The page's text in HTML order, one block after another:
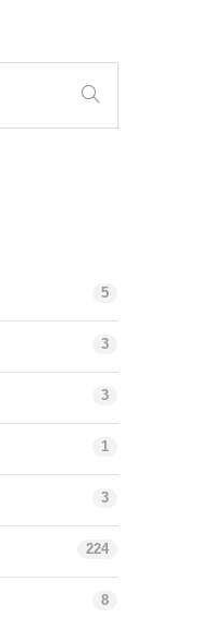
5
3
3
1
3
224
8